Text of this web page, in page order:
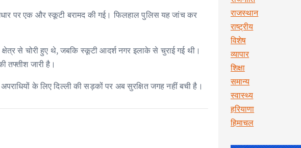
पर एक और स्कूटी बरामद की गई। फिलहाल पुलिस यह जांच कर
से चोरी हुए थे, जबकि स्कूटी आदर्श नगर इलाके से चुराई गई थी।
जारी है।
के लिए दिल्ली की सड़कों पर अब सुरक्षित जगह नहीं बची है।
राजस्थान
राष्ट्रीय
विशेष
व्यापार
शिक्षा
समान्य
स्वास्थ्य
हरियाणा
हिमाचल